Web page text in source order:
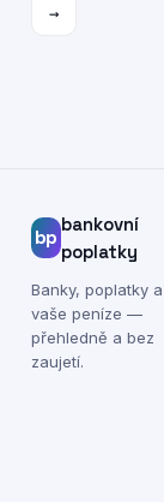
→
bp
bankovní
poplatky
Banky, poplatky a
vaše peníze —
přehledně a bez
zaujetí.